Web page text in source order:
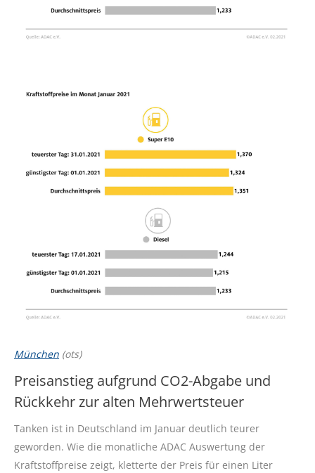
München (ots)
Preisanstieg aufgrund CO2-Abgabe und
Rückkehr zur alten Mehrwertsteuer
Tanken ist in Deutschland im Januar deutlich teurer
geworden. Wie die monatliche ADAC Auswertung der
Kraftstoffpreise zeigt, kletterte der Preis für einen Liter